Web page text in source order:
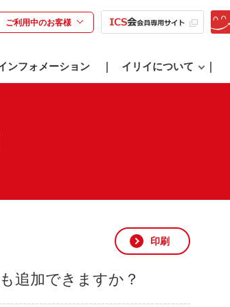
ご利用中のお客様
ンフォメーション イリイについて
印刷
追加できますか？